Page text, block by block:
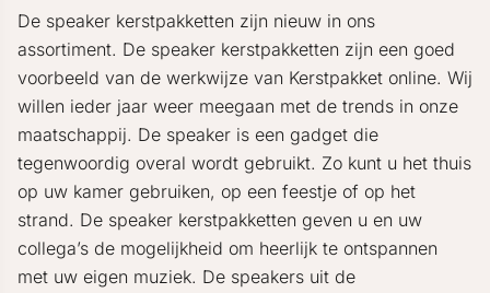
De speaker kerstpakketten zijn nieuw in ons
assortiment. De speaker kerstpakketten zijn een goed
voorbeeld van de werkwijze van Kerstpakket online. Wij
willen ieder jaar weer meegaan met de trends in onze
maatschappij. De speaker is een gadget die
tegenwoordig overal wordt gebruikt. Zo kunt u het thuis
op uw kamer gebruiken, op een feestje of op het
strand. De speaker kerstpakketten geven u en uw
collega’s de mogelijkheid om heerlijk te ontspannen
met uw eigen muziek. De speakers uit de